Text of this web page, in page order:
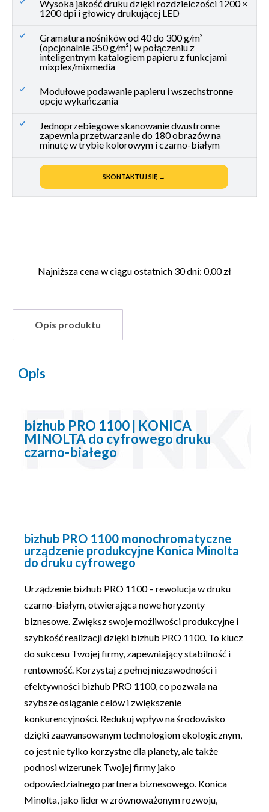
Wysoka jakość druku dzięki rozdzielczości 1200 ×
1200 dpi i głowicy drukującej LED
Gramatura nośników od 40 do 300 g/m²
(opcjonalnie 350 g/m²) w połączeniu z
inteligentnym katalogiem papieru z funkcjami
mixplex/mixmedia
Modułowe podawanie papieru i wszechstronne
opcje wykańczania
Jednoprzebiegowe skanowanie dwustronne
zapewnia przetwarzanie do 180 obrazów na
minutę w trybie kolorowym i czarno-białym
SKONTAKTUJ SIĘ →
Najniższa cena w ciągu ostatnich 30 dni: 0,00 zł
Opis produktu
Opis
bizhub PRO 1100 | KONICA
MINOLTA do cyfrowego druku
czarno-białego
bizhub PRO 1100 monochromatyczne
urządzenie produkcyjne Konica Minolta
do druku cyfrowego
Urządzenie bizhub PRO 1100 – rewolucja w druku
czarno-białym, otwierająca nowe horyzonty
biznesowe. Zwiększ swoje możliwości produkcyjne i
szybkość realizacji dzięki bizhub PRO 1100. To klucz
do sukcesu Twojej firmy, zapewniający stabilność i
rentowność. Korzystaj z pełnej niezawodności i
efektywności bizhub PRO 1100, co pozwala na
szybsze osiąganie celów i zwiększenie
konkurencyjności. Redukuj wpływ na środowisko
dzięki zaawansowanym technologiom ekologicznym,
co jest nie tylko korzystne dla planety, ale także
podnosi wizerunek Twojej firmy jako
odpowiedzialnego partnera biznesowego. Konica
Minolta, jako lider w zrównoważonym rozwoju,